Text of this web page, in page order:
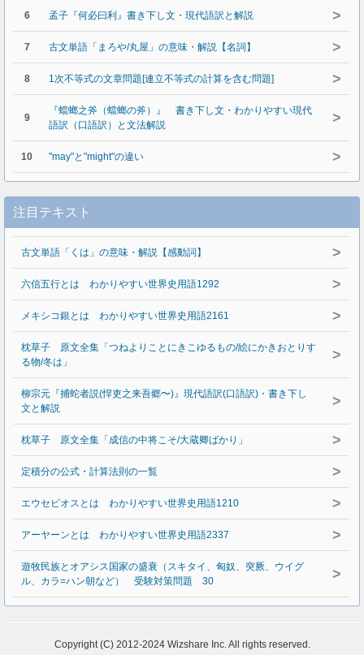
6 孟子『何必曰利』書き下し文・現代語訳と解説 >
7 古文単語「まろや/丸屋」の意味・解説【名詞】 >
8 1次不等式の文章問題[連立不等式の計算を含む問題] >
9
『蟷螂之斧（蟷螂の斧）』 書き下し文・わかりやすい現代
語訳（口語訳）と文法解説
>
10 "may"と"might"の違い >
注目テキスト
古文単語「くは」の意味・解説【感動詞】 >
六信五行とは わかりやすい世界史用語1292 >
メキシコ銀とは わかりやすい世界史用語2161 >
枕草子 原文全集「つねよりことにきこゆるもの/絵にかきおとりす
る物/冬は」
>
柳宗元『捕蛇者説(悍吏之来吾郷〜)』現代語訳(口語訳)・書き下し
文と解説
>
枕草子 原文全集「成信の中将こそ/大蔵卿ばかり」 >
定積分の公式・計算法則の一覧 >
エウセビオスとは わかりやすい世界史用語1210 >
アーヤーンとは わかりやすい世界史用語2337 >
遊牧民族とオアシス国家の盛衰（スキタイ、匈奴、突厥、ウイグ
ル、カラ=ハン朝など） 受験対策問題 30
>
Copyright (C) 2012-2024 Wizshare Inc. All rights reserved.